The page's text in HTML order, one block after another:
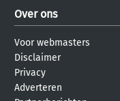
Over ons
Voor webmasters
Disclaimer
Privacy
Adverteren